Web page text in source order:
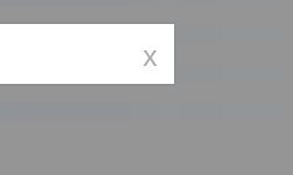
x